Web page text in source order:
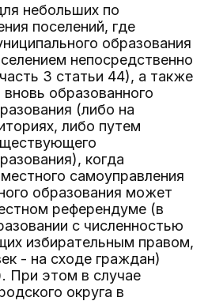
небольших по
поселений, где
образования
непосредственно
3 статьи 44), а также
образованного
(либо на
либо путем
когда
самоуправления
образования может
референдуме (в
с численностью
избирательным правом,
- на сходе граждан)
При этом в случае
округа в